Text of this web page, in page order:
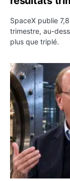
SpaceX publie
trimestre, au-
plus que triplé.
BlackRock